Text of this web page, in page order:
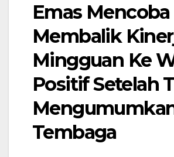
Emas Mencoba
Membalik
Mingguan Ke
Positif Setelah
Tembaga